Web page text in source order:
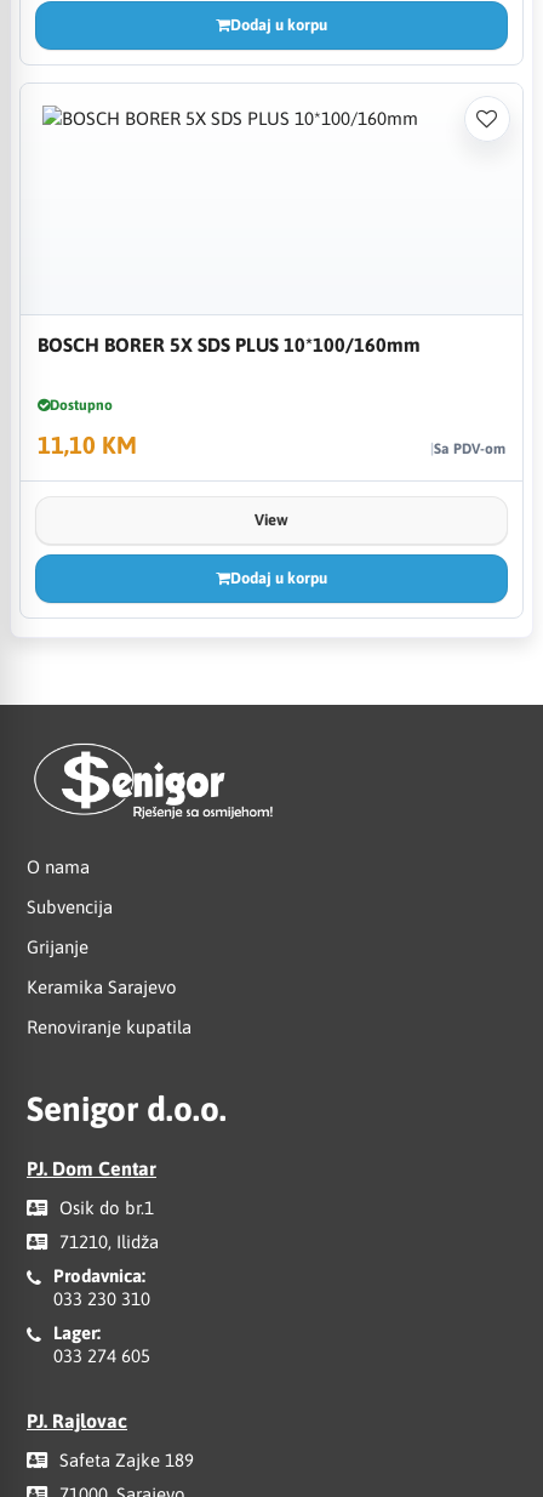
Dodaj u korpu
BOSCH BORER 5X SDS PLUS 10*100/160mm
Dostupno
11,10 KM Sa PDV-om
View
Dodaj u korpu
O nama
Subvencija
Grijanje
Keramika Sarajevo
Renoviranje kupatila
Senigor d.o.o.
PJ. Dom Centar
Osik do br.1
71210, Ilidža
Prodavnica:
033 230 310
Lager:
033 274 605
PJ. Rajlovac
Safeta Zajke 189